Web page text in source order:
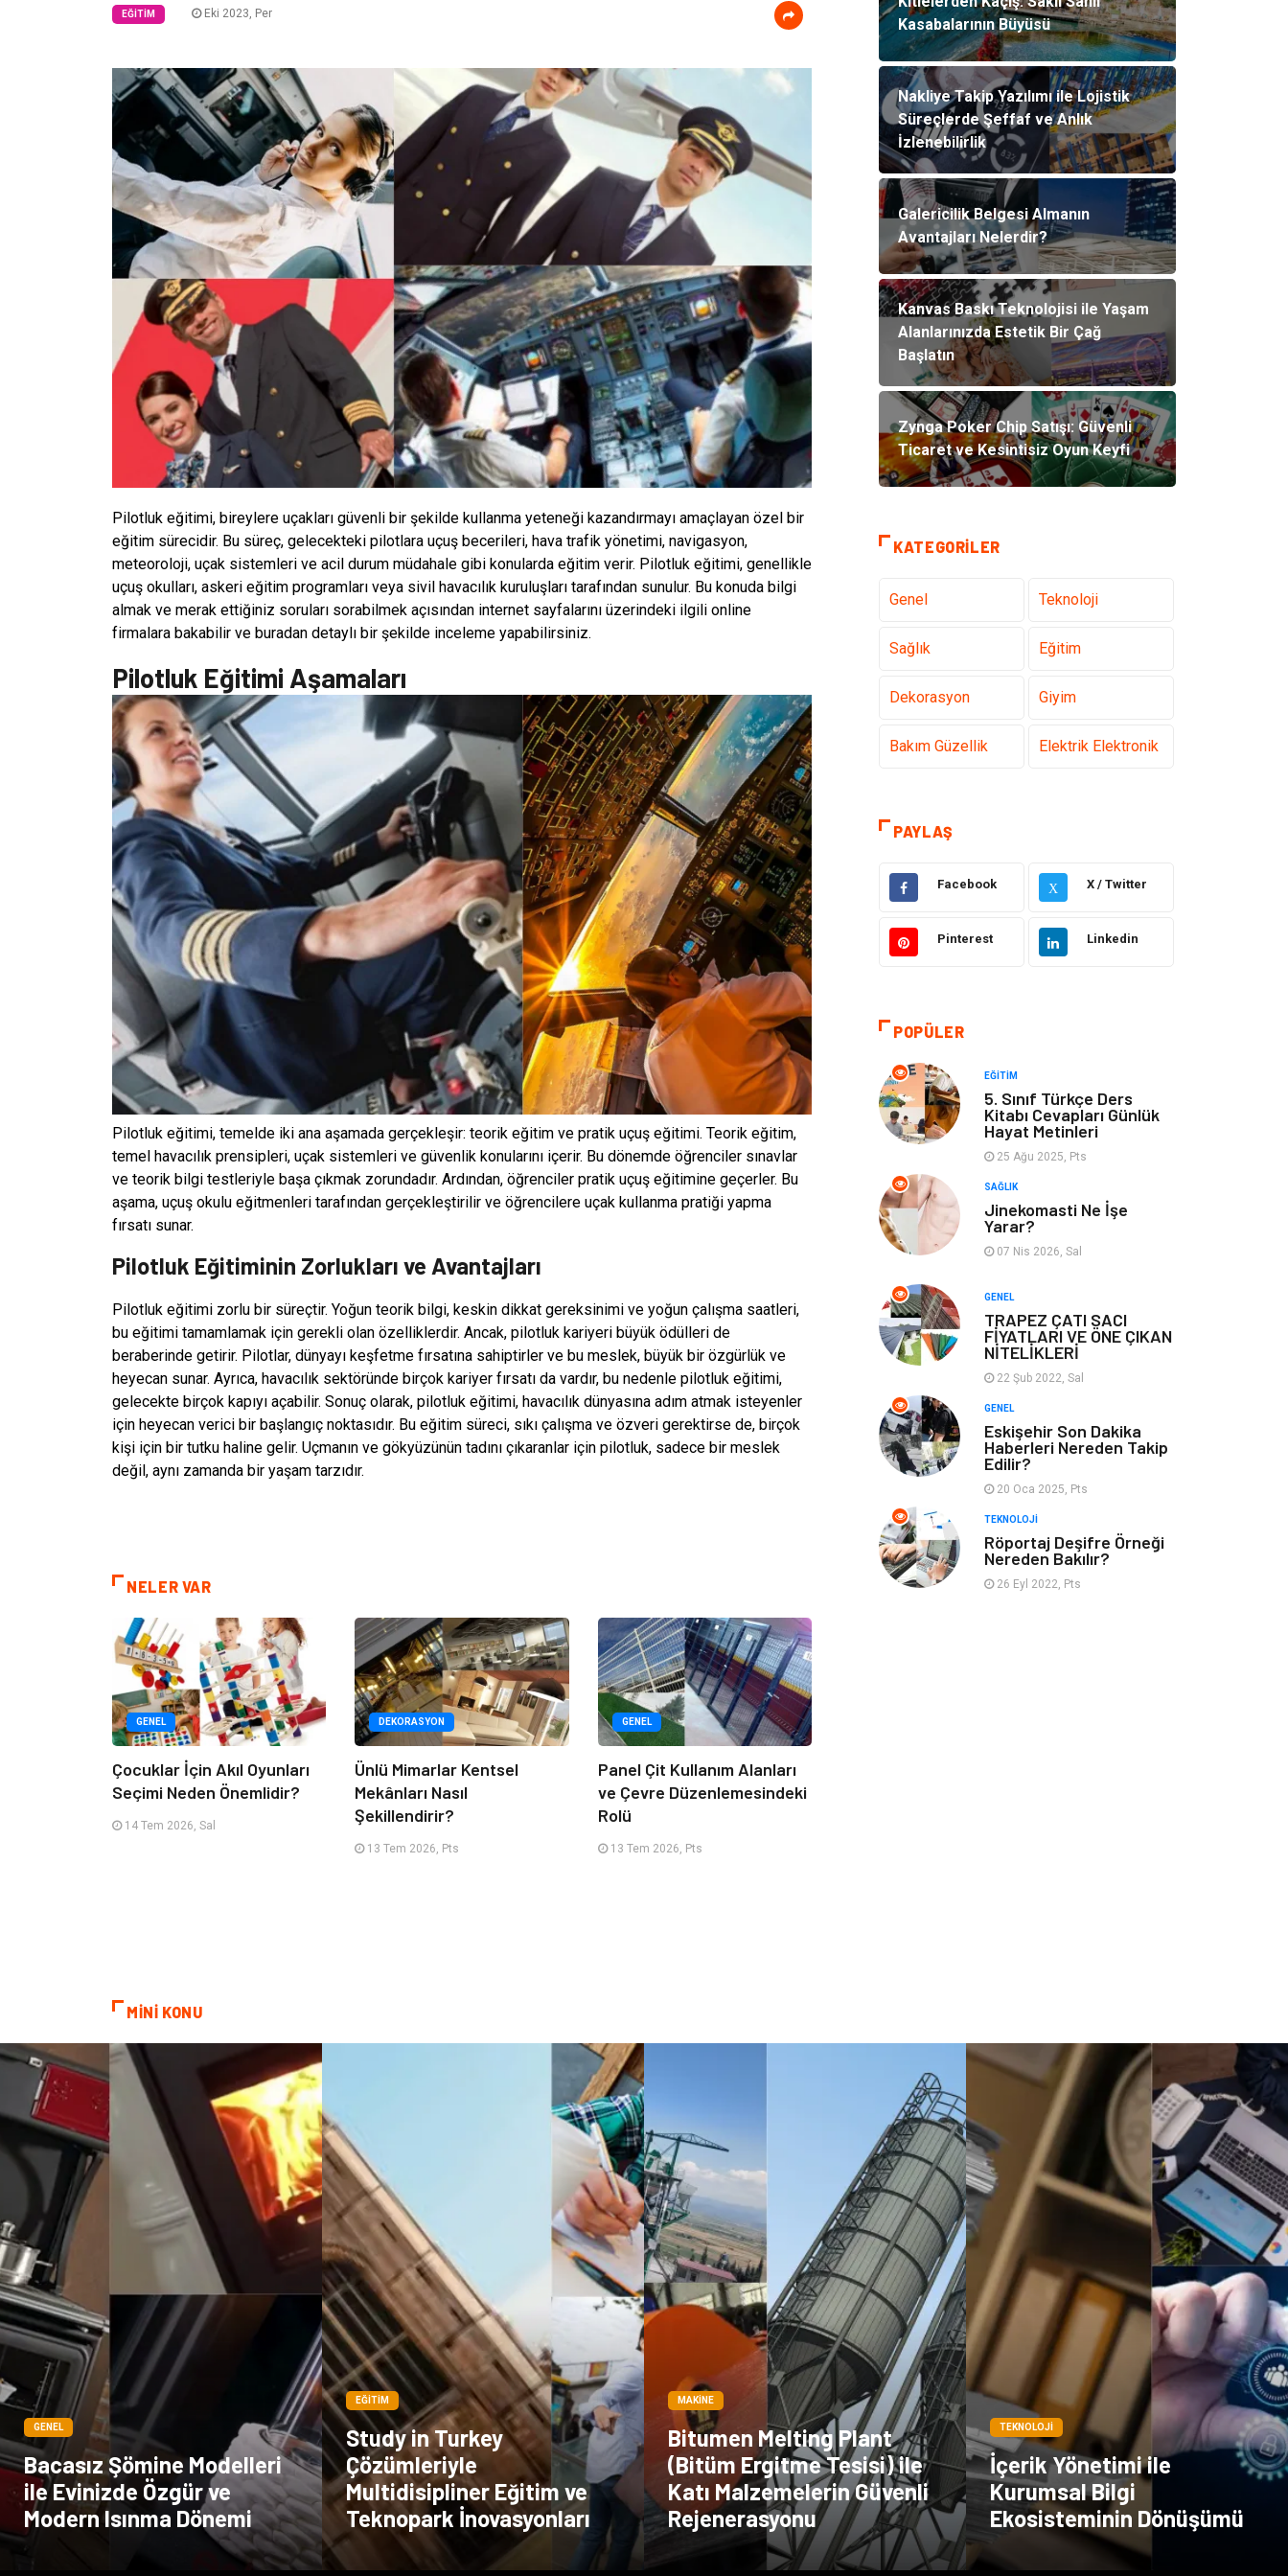
EĞITIM Eki 2023, Per
Pilotluk eğitimi, bireylere uçakları güvenli bir şekilde kullanma yeteneği kazandırmayı amaçlayan özel bir
eğitim sürecidir. Bu süreç, gelecekteki pilotlara uçuş becerileri, hava trafik yönetimi, navigasyon,
meteoroloji, uçak sistemleri ve acil durum müdahale gibi konularda eğitim verir. Pilotluk eğitimi, genellikle
uçuş okulları, askeri eğitim programları veya sivil havacılık kuruluşları tarafından sunulur. Bu konuda bilgi
almak ve merak ettiğiniz soruları sorabilmek açısından internet sayfalarını üzerindeki ilgili online
firmalara bakabilir ve buradan detaylı bir şekilde inceleme yapabilirsiniz.
Pilotluk Eğitimi Aşamaları
Pilotluk eğitimi, temelde iki ana aşamada gerçekleşir: teorik eğitim ve pratik uçuş eğitimi. Teorik eğitim,
temel havacılık prensipleri, uçak sistemleri ve güvenlik konularını içerir. Bu dönemde öğrenciler sınavlar
ve teorik bilgi testleriyle başa çıkmak zorundadır. Ardından, öğrenciler pratik uçuş eğitimine geçerler. Bu
aşama, uçuş okulu eğitmenleri tarafından gerçekleştirilir ve öğrencilere uçak kullanma pratiği yapma
fırsatı sunar.
Pilotluk Eğitiminin Zorlukları ve Avantajları
Pilotluk eğitimi zorlu bir süreçtir. Yoğun teorik bilgi, keskin dikkat gereksinimi ve yoğun çalışma saatleri,
bu eğitimi tamamlamak için gerekli olan özelliklerdir. Ancak, pilotluk kariyeri büyük ödülleri de
beraberinde getirir. Pilotlar, dünyayı keşfetme fırsatına sahiptirler ve bu meslek, büyük bir özgürlük ve
heyecan sunar. Ayrıca, havacılık sektöründe birçok kariyer fırsatı da vardır, bu nedenle pilotluk eğitimi,
gelecekte birçok kapıyı açabilir. Sonuç olarak, pilotluk eğitimi, havacılık dünyasına adım atmak isteyenler
için heyecan verici bir başlangıç noktasıdır. Bu eğitim süreci, sıkı çalışma ve özveri gerektirse de, birçok
kişi için bir tutku haline gelir. Uçmanın ve gökyüzünün tadını çıkaranlar için pilotluk, sadece bir meslek
değil, aynı zamanda bir yaşam tarzıdır.
NELER VAR
GENEL
Çocuklar İçin Akıl Oyunları
Seçimi Neden Önemlidir?
14 Tem 2026, Sal
DEKORASYON
Ünlü Mimarlar Kentsel
Mekânları Nasıl
Şekillendirir?
13 Tem 2026, Pts
GENEL
Panel Çit Kullanım Alanları
ve Çevre Düzenlemesindeki
Rolü
13 Tem 2026, Pts
Kasabalarının Büyüsü
Nakliye Takip Yazılımı ile Lojistik
Süreçlerde Şeffaf ve Anlık
İzlenebilirlik
Galericilik Belgesi Almanın
Avantajları Nelerdir?
Kanvas Baskı Teknolojisi ile Yaşam
Alanlarınızda Estetik Bir Çağ
Başlatın
Zynga Poker Chip Satışı: Güvenli
Ticaret ve Kesintisiz Oyun Keyfi
KATEGORILER
Genel Teknoloji
Sağlık Eğitim
Dekorasyon Giyim
Bakım Güzellik Elektrik Elektronik
Makine
Bilgisayar &
Otomotiv
Aksesuar
Bebek Giyim Tarih
PAYLAŞ
Facebook X X / Twitter
Pinterest Linkedin
POPÜLER
EĞITIM
5. Sınıf Türkçe Ders
Kitabı Cevapları Günlük
Hayat Metinleri
25 Ağu 2025, Pts
SAĞLIK
Jinekomasti Ne İşe
Yarar?
07 Nis 2026, Sal
GENEL
TRAPEZ ÇATI SACI
FİYATLARI VE ÖNE ÇIKAN
NİTELİKLERİ
22 Şub 2022, Sal
GENEL
Eskişehir Son Dakika
Haberleri Nereden Takip
Edilir?
20 Oca 2025, Pts
TEKNOLOJI
Röportaj Deşifre Örneği
Nereden Bakılır?
26 Eyl 2022, Pts
MİNİ KONU
GENEL
Bacasız Şömine Modelleri
ile Evinizde Özgür ve
Modern Isınma Dönemi
EĞITIM
Study in Turkey
Çözümleriyle
Multidisipliner Eğitim ve
Teknopark İnovasyonları
MAKINE
Bitumen Melting Plant
(Bitüm Ergitme Tesisi) ile
Katı Malzemelerin Güvenli
Rejenerasyonu
TEKNOLOJI
İçerik Yönetimi ile
Kurumsal Bilgi
Ekosisteminin Dönüşümü